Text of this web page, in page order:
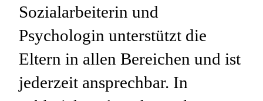
Sozialarbeiterin und
Psychologin unterstützt die
Eltern in allen Bereichen und ist
jederzeit ansprechbar. In